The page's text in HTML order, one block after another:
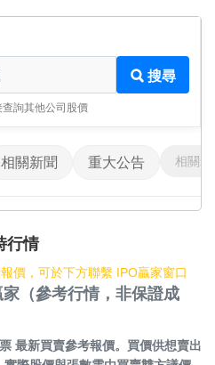
搜尋
詢其他公司股價
相關新聞 重大公告 相關影
行情
價，可於下方聯繫 IPO贏家窗口
（參考行情，非保證成
最新買賣參考報價。買價供想賣出